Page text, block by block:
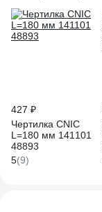
427 ₽
Чертилка CNIC
L=180 мм 141101
48893
5(9)